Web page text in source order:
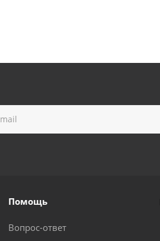
Помощь
Вопрос-ответ